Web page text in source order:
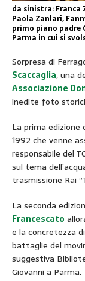
da sinistra: Franca
Paola Zanlari,
primo piano padre
Parma in cui si
Sorpresa di
Scaccaglia, una
Associazione
inedite foto
La prima edizione
1992 che venne
responsabile del
sul tema
trasmissione Rai
La seconda
Francescato
e la concretezza
battaglie del
suggestiva
Giovanni a Parma.